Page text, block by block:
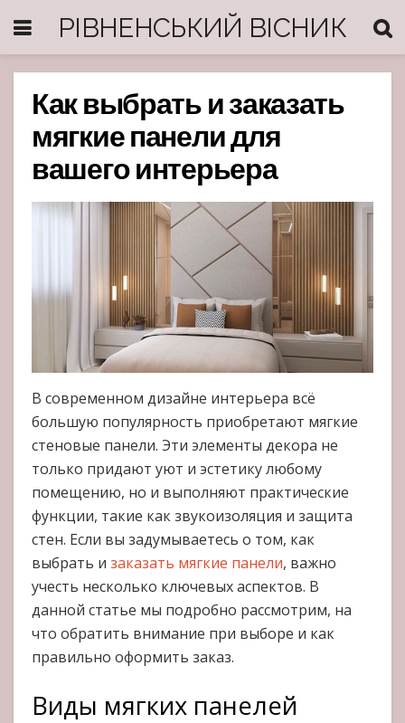
РІВНЕНСЬКИЙ ВІСНИК
Как выбрать и заказать
мягкие панели для
вашего интерьера
В современном дизайне интерьера всё
большую популярность приобретают мягкие
стеновые панели. Эти элементы декора не
только придают уют и эстетику любому
помещению, но и выполняют практические
функции, такие как звукоизоляция и защита
стен. Если вы задумываетесь о том, как
выбрать и заказать мягкие панели, важно
учесть несколько ключевых аспектов. В
данной статье мы подробно рассмотрим, на
что обратить внимание при выборе и как
правильно оформить заказ.
Виды мягких панелей